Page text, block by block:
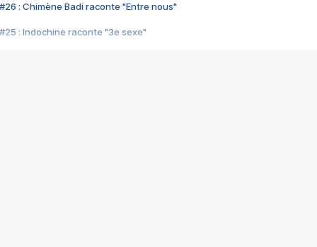
#26 : Chimène Badi raconte "Entre nous"
#25 : Indochine raconte "3e sexe"